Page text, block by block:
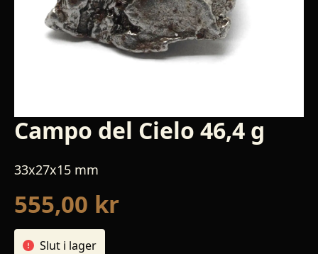
Campo del Cielo 46,4 g
33x27x15 mm
555,00 kr
Slut i lager